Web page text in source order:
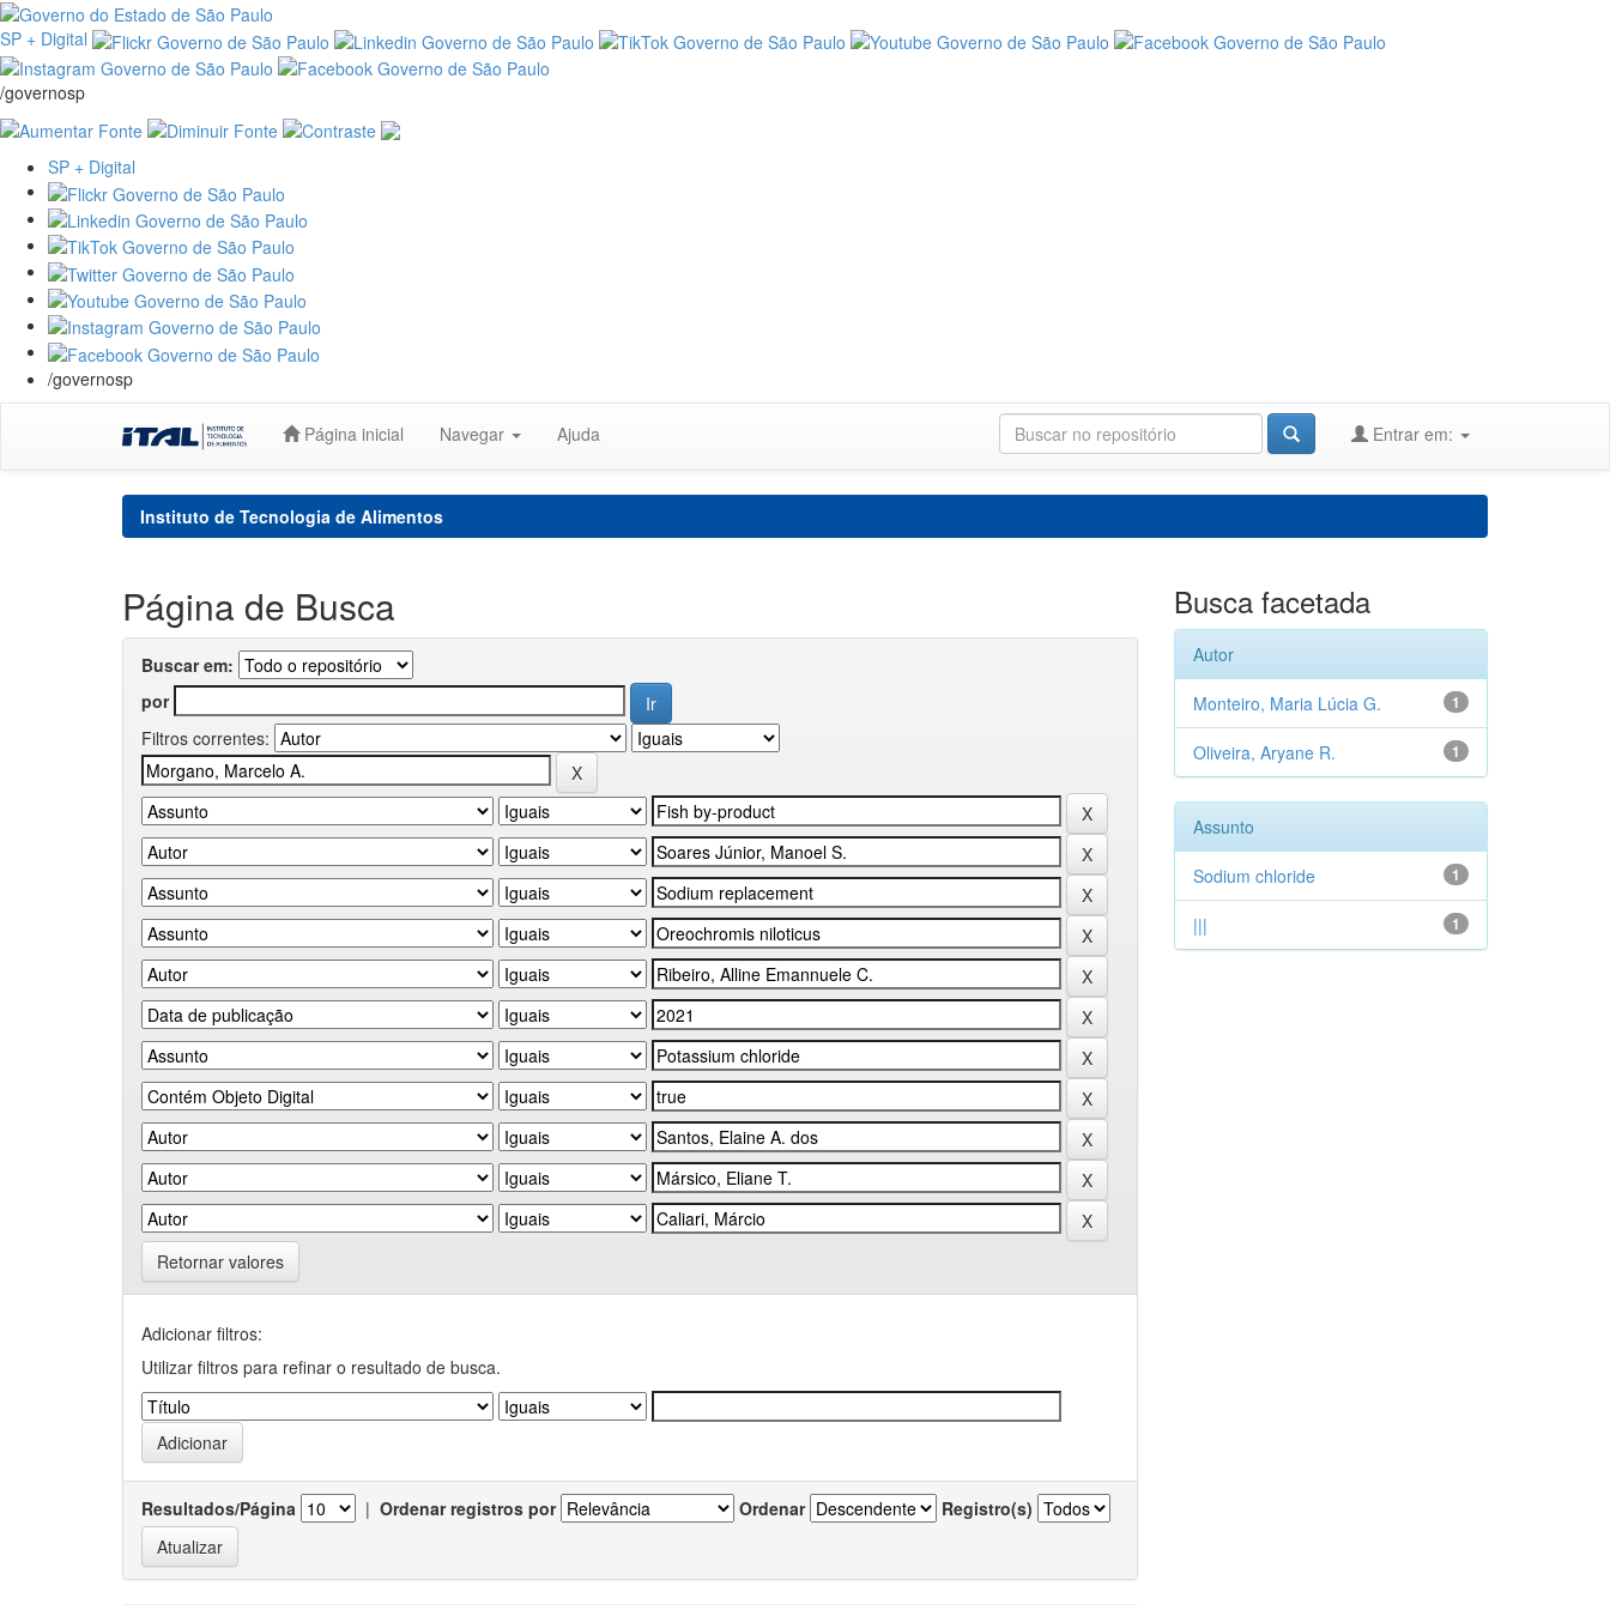
SP + Digital
/governosp
SP + Digital
/governosp
Página inicial Navegar Ajuda Entrar em:
Instituto de Tecnologia de Alimentos
Página de Busca
Buscar em:
por
Filtros correntes:
Retornar valores
Adicionar filtros:
Utilizar filtros para refinar o resultado de busca.
Resultados/Página | Ordenar registros por Ordenar Registro(s)
Busca facetada
Autor
1
Monteiro, Maria Lúcia G.
1
Oliveira, Aryane R.
Assunto
1
Sodium chloride
1
|||